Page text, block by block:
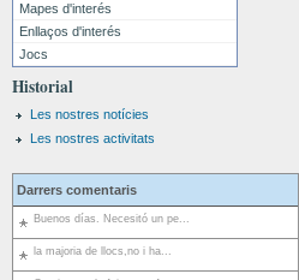
Mapes d'interés
Enllaços d'interés
Jocs
Historial
Les nostres notícies
Les nostres activitats
Darrers comentaris
Buenos días. Necesitó un pe...
la majoria de llocs,no i ha...